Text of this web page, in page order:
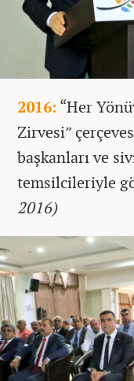
2016: “Her
Zirvesi”
başkanları ve
temsilcileriyle
2016)